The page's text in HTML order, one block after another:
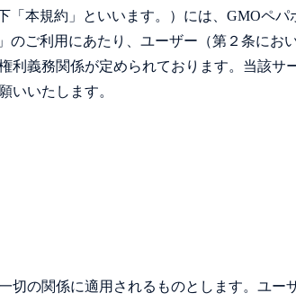
「本規約」といいます。）には、GMOペ
のご利用にあたり、ユーザー（第２条に
利義務関係が定められております。当該
いいたします。
切の関係に適用されるものとします。ユ